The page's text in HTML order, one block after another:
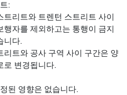
:
트리트와 트렌턴 스트리트 사이
행자를 제외하고는 통행이 금지
니다.
리트와 공사 구역 사이 구간은 양
로 변경됩니다.
된 영향은 없습니다.